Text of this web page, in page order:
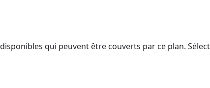
qui peuvent être couverts par ce plan.